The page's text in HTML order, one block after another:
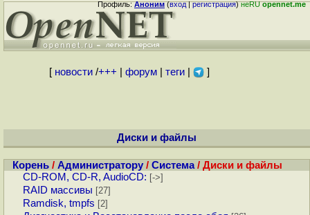
Профиль:Аноним(вход|регистрация)неRUopennet.me
[ новости/+++ форум| теги| ]
Диски и файлы
Корень / Администратору / Система/ Диски и файлы
CD-ROM, CD-R, AudioCD: [->]
RAID массивы [27]
Ramdisk, tmpfs [2]